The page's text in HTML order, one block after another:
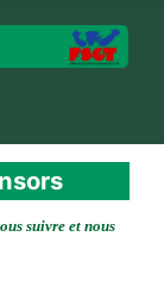
suivre et nous